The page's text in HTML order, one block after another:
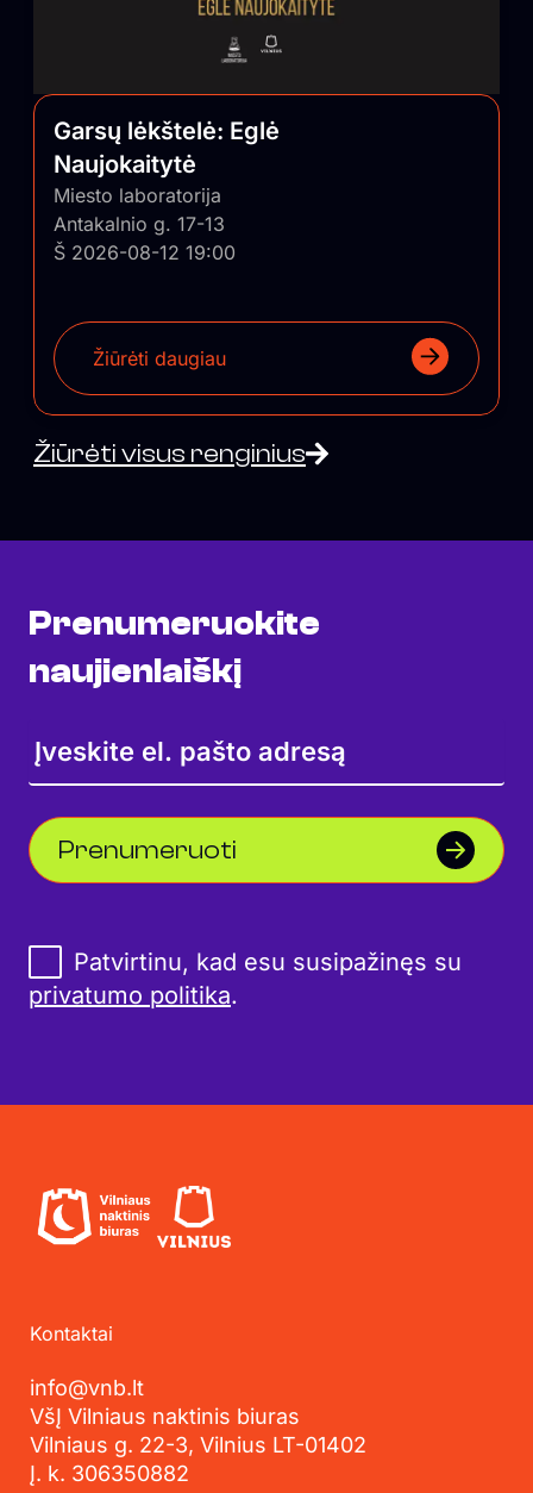
Garsų lėkštelė: Eglė
Naujokaitytė
Miesto laboratorija
Antakalnio g. 17-13
Š 2026-08-12 19:00
Žiūrėti daugiau
Žiūrėti visus renginius
Prenumeruokite
naujienlaiškį
Prenumeruoti
Patvirtinu, kad esu susipažinęs su
privatumo politika.
Kontaktai
info@vnb.lt
VšĮ Vilniaus naktinis biuras
Vilniaus g. 22-3, Vilnius LT-01402
Į. k. 306350882